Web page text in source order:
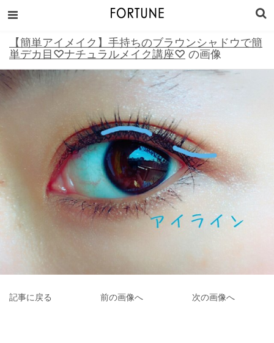
【簡単アイメイク】手持ちのブラウンシャドウで簡
単デカ目♡ナチュラルメイク講座♡ の画像
記事に戻る 前の画像へ 次の画像へ